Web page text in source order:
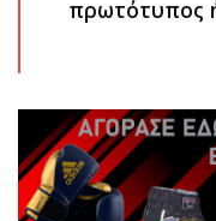
πρωτότυπος